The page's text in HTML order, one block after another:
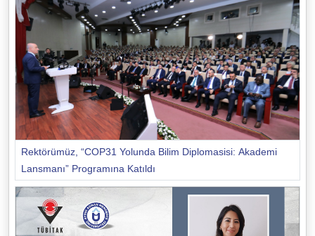
Rektörümüz, “COP31 Yolunda Bilim Diplomasisi: Akademi
Lansmanı” Programına Katıldı